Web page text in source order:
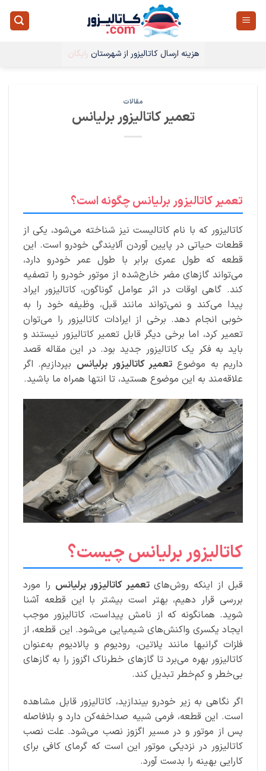
هزینه ارسال کاتالیزور از شهرستان رایگان
مقالات
تعمیر کاتالیزور برلیانس
تعمیر کاتالیزور برلیانس چگونه است؟
کاتالیزور که با نام کاتالیست نیز شناخته می‌شود، یکی از
قطعات حیاتی در پایین آوردن آلایندگی خودرو است. این
قطعه که طول عمری برابر با طول عمر خودرو دارد،
می‌تواند گازهای مضر خارج‌شده از موتور خودرو را تصفیه
کند. گاهی اوقات در اثر عوامل گوناگون، کاتالیزور ایراد
پیدا می‌کند و نمی‌تواند مانند قبل، وظیفه خود را به
خوبی انجام دهد. برخی از ایرادات کاتالیزور را می‌توان
تعمیر کرد، اما برخی دیگر قابل تعمیر کاتالیزور نیستند و
باید به فکر یک کاتالیزور جدید بود. در این مقاله قصد
داریم به موضوع تعمیر کاتالیزور برلیانس بپردازیم. اگر
علاقه‌مند به این موضوع هستید، تا انتها همراه ما باشید.
کاتالیزور برلیانس چیست؟
قبل از اینکه روش‌هایتعمیر کاتالیزور برلیانس را مورد
بررسی قرار دهیم، بهتر است بیشتر با این قطعه آشنا
شوید. همانگونه که از نامش پیداست، کاتالیزور موجب
ایجاد یکسری واکنش‌های شیمیایی می‌شود. این قطعه، از
فلزات گرانبها مانند پلاتین، رودیوم و پالادیوم به‌عنوان
کاتالیزور بهره می‌برد تا گازهای خطرناک اگزوز را به گازهای
بی‌خطر و کم‌خطر تبدیل کند.
اگر نگاهی به زیر خودرو بیندازید، کاتالیزور قابل مشاهده
است. این قطعه، فرمی شبیه صداخفه‌کن دارد و بلافاصله
پس از موتور و در مسیر اگزوز نصب می‌شود. علت نصب
کاتالیزور در نزدیکی موتور این است که گرمای کافی برای
کارایی بهینه را بدست آورد.